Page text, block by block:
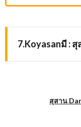
7.Koyasanมี : สุ
สุสาน